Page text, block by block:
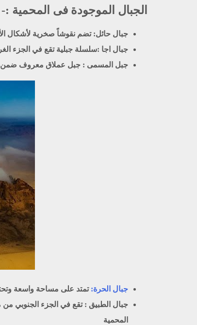
الجبال الموجودة فى المحمية :-
جبال حائل: تضم نقوشاً صخرية لأشكال
جبال اجا :سلسلة جبلية تقع في الجزء
جبل المسمى : جبل عملاق معروف ضمن
جبال الحرة: تمتد على مساحة واسعة
جبال الطبيق :تقع في الجزء الجنوبي من
المحمية